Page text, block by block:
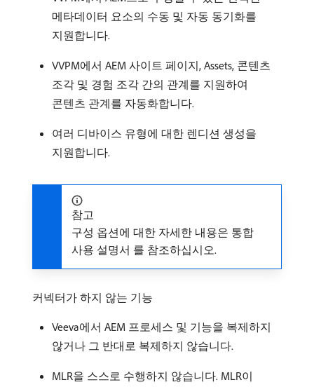
메타데이터 요소의 수동 및 자동 동기화를
지원합니다.
VVPM에서 AEM 사이트 페이지, Assets, 콘텐츠
조각 및 경험 조각 간의 관계를 지원하여
콘텐츠 관계를 자동화합니다.
여러 디바이스 유형에 대한 렌디션 생성을
지원합니다.
참고
구성 옵션에 대한 자세한 내용은 통합
사용 설명서 를 참조하십시오.
커넥터가 하지 않는 기능
Veeva에서 AEM 프로세스 및 기능을 복제하지
않거나 그 반대로 복제하지 않습니다.
MLR을 스스로 수행하지 않습니다. MLR이